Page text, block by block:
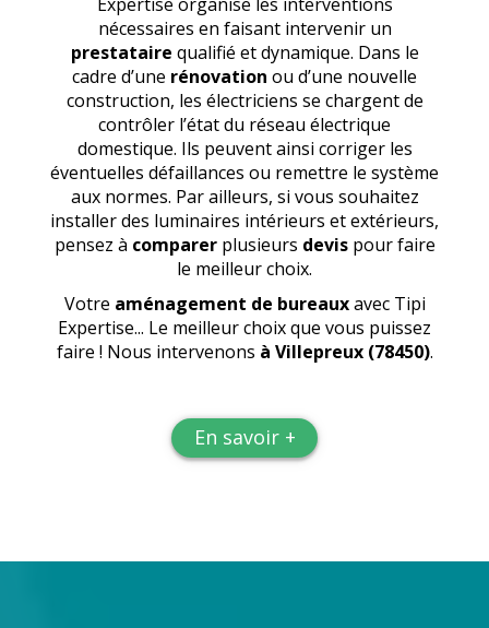
nécessaires en faisant intervenir un
prestataire qualifié et dynamique. Dans le
cadre d’une rénovation ou d’une nouvelle
construction, les électriciens se chargent de
contrôler l’état du réseau électrique
domestique. Ils peuvent ainsi corriger les
éventuelles défaillances ou remettre le système
aux normes. Par ailleurs, si vous souhaitez
installer des luminaires intérieurs et extérieurs,
pensez à comparerplusieurs devispour faire
le meilleur choix.
Votre aménagement de bureauxavec Tipi
Expertise... Le meilleur choix que vous puissez
faire ! Nous intervenons à Villepreux (78450).
En savoir +